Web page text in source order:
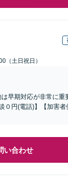
（土日祝日）
早期対応が非常に重
０円(電話)】【加害者
い合わせ